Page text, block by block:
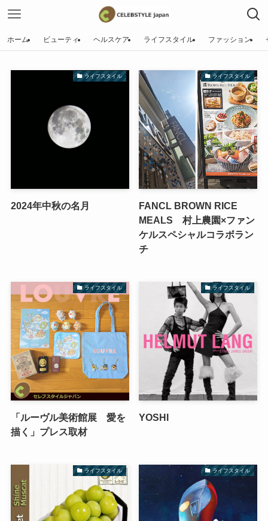
ホーム ビューティ ヘルスケア ライフスタイル ファッション
ライフスタイル
2024年中秋の名月
ライフスタイル
FANCL BROWN RICE
MEALS 村上農園×ファン
ケルスペシャルコラボラン
チ
ライフスタイル
「ルーヴル美術館展 愛を
描く」プレス取材
ライフスタイル
YOSHI
ライフスタイル ライフスタイル